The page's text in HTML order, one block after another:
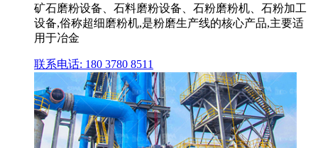
矿石磨粉设备、石料磨粉设备、石粉磨粉机、石粉加工
设备,俗称超细磨粉机,是粉磨生产线的核心产品,主要适
用于冶金
联系电话: 180 3780 8511